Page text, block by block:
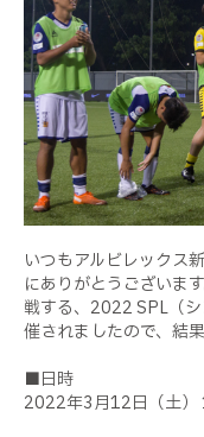
いつもアルビレックス
にありがとうございま
戦する、2022 SPL（
催されましたので、結
■日時
2022年3月12日（土）